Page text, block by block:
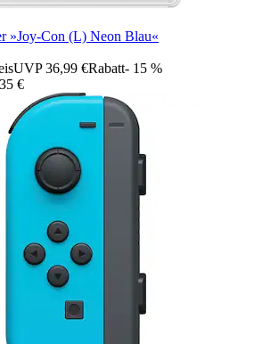
»Joy-Con (L) Neon Blau«
UVP 36,99 €Rabatt- 15 %
€